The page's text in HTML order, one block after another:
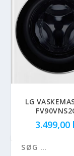
LG
3.499,00